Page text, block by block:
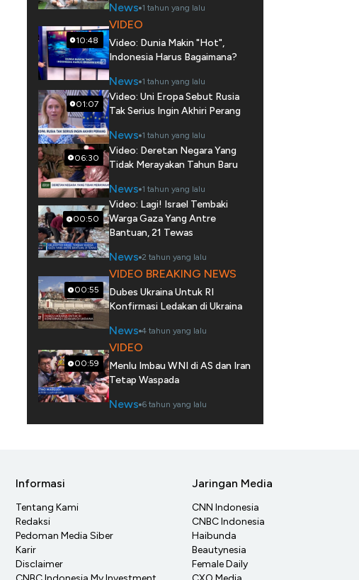
News 1 tahun yang lalu
10:48
VIDEO
Video: Dunia Makin "Hot",
Indonesia Harus Bagaimana?
News 1 tahun yang lalu
01:07
Video: Uni Eropa Sebut Rusia
Tak Serius Ingin Akhiri Perang
News 1 tahun yang lalu
06:30
Video: Deretan Negara Yang
Tidak Merayakan Tahun Baru
News 1 tahun yang lalu
00:50
Video: Lagi! Israel Tembaki
Warga Gaza Yang Antre
Bantuan, 21 Tewas
News 2 tahun yang lalu
00:55
VIDEO BREAKING NEWS
Dubes Ukraina Untuk RI
Konfirmasi Ledakan di Ukraina
News 4 tahun yang lalu
00:59
VIDEO
Menlu Imbau WNI di AS dan Iran
Tetap Waspada
News 6 tahun yang lalu
Informasi
Tentang Kami
Redaksi
Pedoman Media Siber
Karir
Disclaimer
Jaringan Media
CNN Indonesia
CNBC Indonesia
Haibunda
Beautynesia
Female Daily